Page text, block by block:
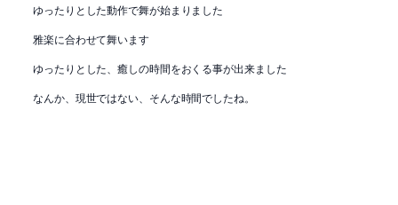
ゆったりとした動作で舞が始まりました
雅楽に合わせて舞います
ゆったりとした、癒しの時間をおくる事が出来ました
なんか、現世ではない、そんな時間でしたね。